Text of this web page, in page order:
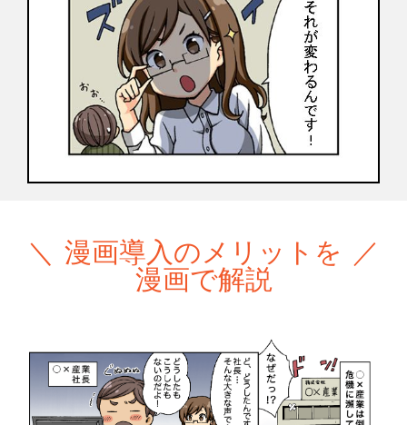
漫画導入のメリットを
漫画で解説